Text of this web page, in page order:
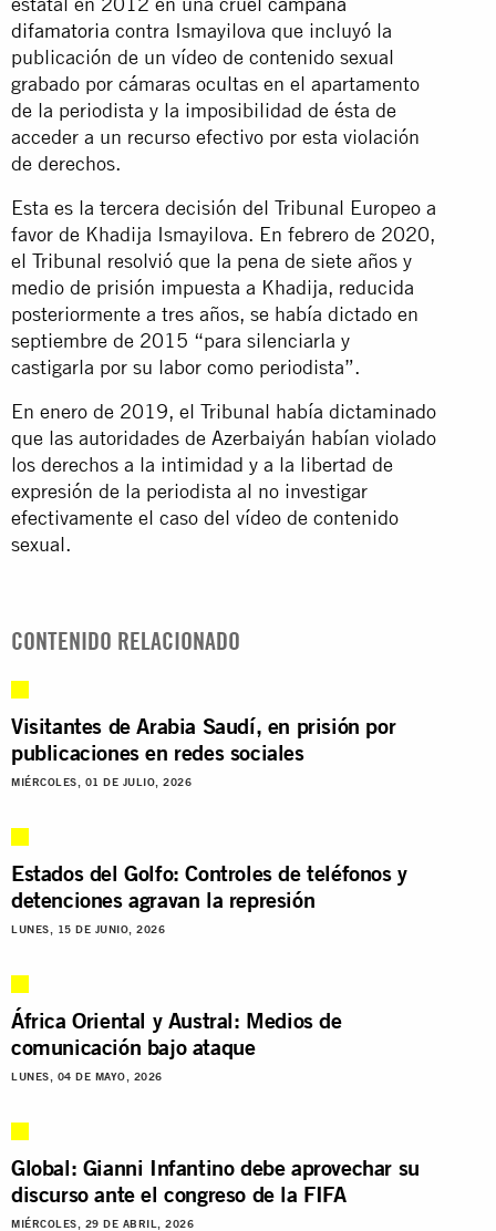
difamatoria contra Ismayilova que incluyó la
publicación de un vídeo de contenido sexual
grabado por cámaras ocultas en el apartamento
de la periodista y la imposibilidad de ésta de
acceder a un recurso efectivo por esta violación
de derechos.
Esta es la tercera decisión del Tribunal Europeo a
favor de Khadija Ismayilova. En febrero de 2020,
el Tribunal resolvió que la pena de siete años y
medio de prisión impuesta a Khadija, reducida
posteriormente a tres años, se había dictado en
septiembre de 2015 “para silenciarla y
castigarla por su labor como periodista”.
En enero de 2019, el Tribunal había dictaminado
que las autoridades de Azerbaiyán habían violado
los derechos a la intimidad y a la libertad de
expresión de la periodista al no investigar
efectivamente el caso del vídeo de contenido
sexual.
CONTENIDO RELACIONADO
Visitantes de Arabia Saudí, en prisión por
publicaciones en redes sociales
MIÉRCOLES, 01 DE JULIO, 2026
Estados del Golfo: Controles de teléfonos y
detenciones agravan la represión
LUNES, 15 DE JUNIO, 2026
África Oriental y Austral: Medios de
comunicación bajo ataque
LUNES, 04 DE MAYO, 2026
Global: Gianni Infantino debe aprovechar su
discurso ante el congreso de la FIFA
MIÉRCOLES, 29 DE ABRIL, 2026